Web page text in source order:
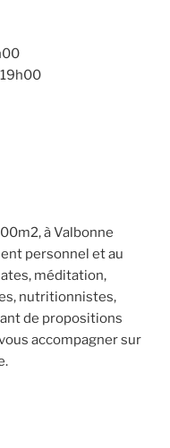
à Valbonne
personnel et au
méditation,
nutritionnistes,
de propositions
accompagner sur